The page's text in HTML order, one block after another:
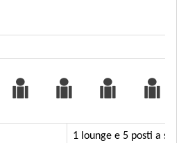
1 lounge e 5 posti a